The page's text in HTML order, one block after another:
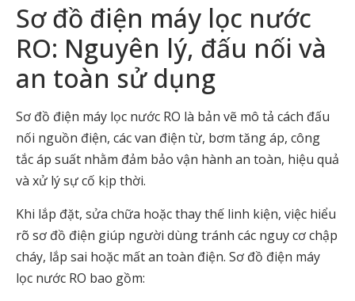
Sơ đồ điện máy lọc nước
RO: Nguyên lý, đấu nối và
an toàn sử dụng
Sơ đồ điện máy lọc nước RO là bản vẽ mô tả cách đấu
nối nguồn điện, các van điện từ, bơm tăng áp, công
tắc áp suất nhằm đảm bảo vận hành an toàn, hiệu quả
và xử lý sự cố kịp thời.
Khi lắp đặt, sửa chữa hoặc thay thế linh kiện, việc hiểu
rõ sơ đồ điện giúp người dùng tránh các nguy cơ chập
cháy, lắp sai hoặc mất an toàn điện. Sơ đồ điện máy
lọc nước RO bao gồm: